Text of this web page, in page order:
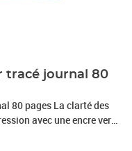
tracé journal 80
80 pages La clarté des
avec une encre verte
des années. Cette